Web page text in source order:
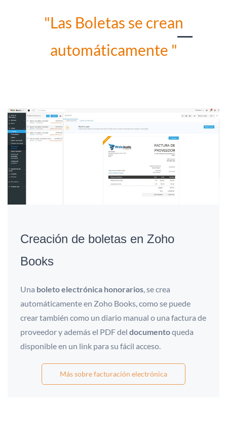
"Las Boletas se crean
automáticamente "
Creación de boletas en Zoho
Books
Una boleto electrónica honorarios , se crea
automáticamente en Zoho Books, como se puede
creartambién como un diario manual o una factura de
proveedor y además el PDF del documentoqueda
disponible en un link para su fácil acceso.
Más sobre facturación electrónica